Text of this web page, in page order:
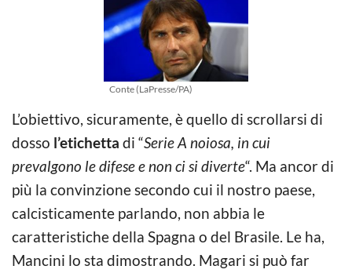
Conte (LaPresse/PA)
L’obiettivo, sicuramente, è quello di scrollarsi di
dosso l’etichetta di “Serie A noiosa, in cui
prevalgono le difese e non ci si diverte“. Ma ancor di
più la convinzione secondo cui il nostro paese,
calcisticamente parlando, non abbia le
caratteristiche della Spagna o del Brasile. Le ha,
Mancini lo sta dimostrando. Magari si può far